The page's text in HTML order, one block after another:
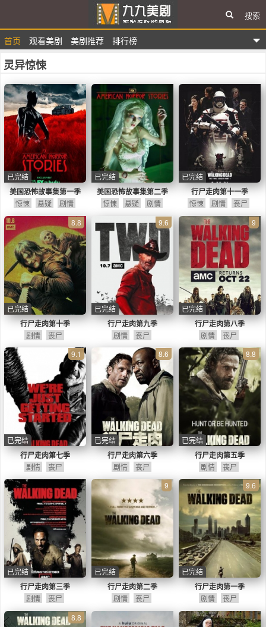
首页 观看美剧 美剧推荐 排行榜
搜索
灵异惊悚
美国恐怖故事集第一季
已完结
惊悚 悬疑 剧情
美国恐怖故事集第二季
已完结
惊悚 悬疑 剧情
行尸走肉第十一季
已完结
惊悚 剧情 丧尸
行尸走肉第十季
8.8
已完结
剧情 丧尸
行尸走肉第九季
9.6
已完结
剧情 丧尸
行尸走肉第八季
9
已完结
剧情 丧尸
行尸走肉第七季
9.1
已完结
剧情 丧尸
行尸走肉第六季
8.6
已完结
剧情 丧尸
行尸走肉第五季
8.8
已完结
剧情 丧尸
行尸走肉第三季
已完结
剧情 丧尸
行尸走肉第二季
9
已完结
剧情 丧尸
行尸走肉第一季
9.6
已完结
剧情 丧尸
8.8